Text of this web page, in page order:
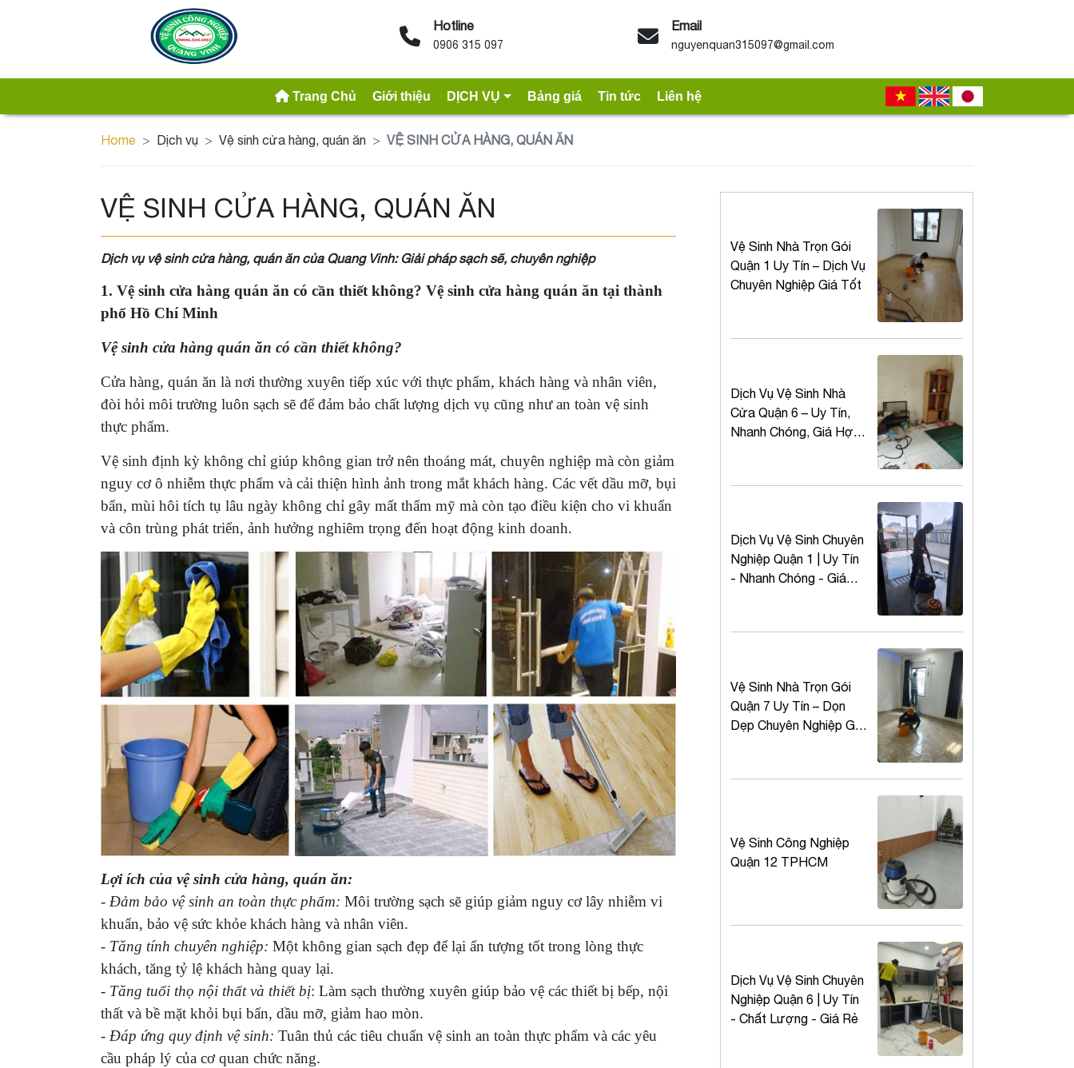
Hotline
0906 315 097
Email
nguyenquan315097@gmail.com
Trang Chủ Giới thiệu DỊCH VỤ Bảng giá Tin tức Liên hệ
Home Dịch vụ Vệ sinh cửa hàng, quán ăn VỆ SINH CỬA HÀNG, QUÁN ĂN
VỆ SINH CỬA HÀNG, QUÁN ĂN
Dịch vụ vệ sinh cửa hàng, quán ăn của Quang Vinh: Giải pháp sạch sẽ, chuyên nghiệp
1. Vệ sinh cửa hàng quán ăn có cần thiết không? Vệ sinh cửa hàng quán ăn tại thành
phố Hồ Chí Minh
Vệ sinh cửa hàng quán ăn có cần thiết không?
Cửa hàng, quán ăn là nơi thường xuyên tiếp xúc với thực phẩm, khách hàng và nhân viên,
đòi hỏi môi trường luôn sạch sẽ để đảm bảo chất lượng dịch vụ cũng như an toàn vệ sinh
thực phẩm.
Vệ sinh định kỳ không chỉ giúp không gian trở nên thoáng mát, chuyên nghiệp mà còn giảm
nguy cơ ô nhiễm thực phẩm và cải thiện hình ảnh trong mắt khách hàng. Các vết dầu mỡ, bụi
bẩn, mùi hôi tích tụ lâu ngày không chỉ gây mất thẩm mỹ mà còn tạo điều kiện cho vi khuẩn
và côn trùng phát triển, ảnh hưởng nghiêm trọng đến hoạt động kinh doanh.
Lợi ích của vệ sinh cửa hàng, quán ăn:
- Đảm bảo vệ sinh an toàn thực phẩm: Môi trường sạch sẽ giúp giảm nguy cơ lây nhiễm vi
khuẩn, bảo vệ sức khỏe khách hàng và nhân viên.
- Tăng tính chuyên nghiệp: Một không gian sạch đẹp để lại ấn tượng tốt trong lòng thực
khách, tăng tỷ lệ khách hàng quay lại.
- Tăng tuổi thọ nội thất và thiết bị: Làm sạch thường xuyên giúp bảo vệ các thiết bị bếp, nội
thất và bề mặt khỏi bụi bẩn, dầu mỡ, giảm hao mòn.
- Đáp ứng quy định vệ sinh: Tuân thủ các tiêu chuẩn vệ sinh an toàn thực phẩm và các yêu
cầu pháp lý của cơ quan chức năng.
Vệ Sinh Nhà Trọn Gói
Quận 1 Uy Tín – Dịch Vụ
Chuyên Nghiệp Giá Tốt
Dịch Vụ Vệ Sinh Nhà
Cửa Quận 6 – Uy Tín,
Nhanh Chóng, Giá Hợp
Dịch Vụ Vệ Sinh Chuyên
Nghiệp Quận 1 | Uy Tín
- Nhanh Chóng - Giá
Vệ Sinh Nhà Trọn Gói
Quận 7 Uy Tín – Dọn
Dẹp Chuyên Nghiệp Giá
Vệ Sinh Công Nghiệp
Quận 12 TPHCM
Dịch Vụ Vệ Sinh Chuyên
Nghiệp Quận 6 | Uy Tín
- Chất Lượng - Giá Rẻ